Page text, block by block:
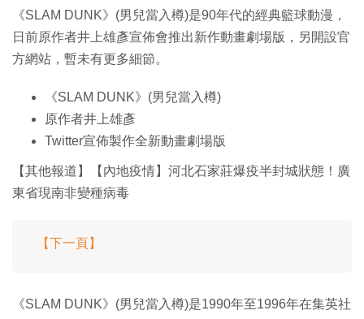
《SLAM DUNK》(男兒當入樽)是90年代的經典籃球動漫，
日前原作者井上雄彥宣佈會推出新作動畫劇場版，另開設官
方網站，暫未有更多細節。
《SLAM DUNK》(男兒當入樽)
原作者井上雄彥
Twitter宣佈製作全新動畫劇場版
【其他報道】【內地疫情】河北石家莊爆疫半封城狀態！廣
東省現南非變種病毒
【下一頁】
《SLAM DUNK》(男兒當入樽)是1990年至1996年在集英社